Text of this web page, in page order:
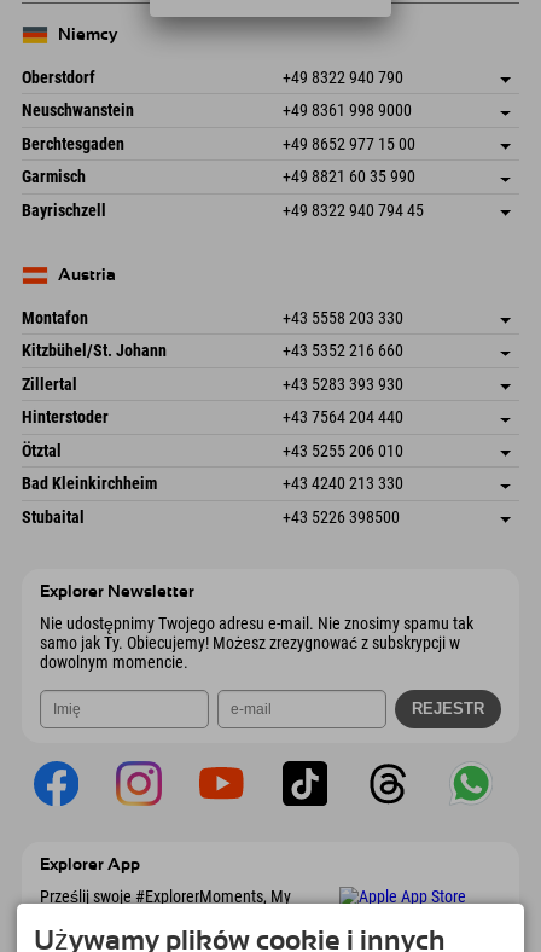
Niemcy
Oberstdorf +49 8322 940 790
An der Breitach 3
Niemcy
Zapisz adres
Książka
Neuschwanstein +49 8361 998 9000
An der Riese 45
87484 Nesselwang im Allgäu
Niemcy
Zapisz adres
Informacje o przyjeździe
Książka
Berchtesgaden +49 8652 977 15 00
Hofreitstr. 7
Niemcy
Zapisz adres
Książka
Garmisch +49 8821 60 35 990
Frickenstraße 22
82490 Farchant
Zapisz adres
Informacje o przyjeździe
Bayrischzell +49 8322 940 794 45
NiemcyAustria
Montafon +43 5558 203 330
Dorfstr. 127b
6793 Gaschurn/Montafon
Austria
Zapisz adres
Książka
Kitzbühel/St. Johann +43 5352 216 660
Speckbacherstraße 87
6380 St. Johann in Tirol
Austria
Zapisz adres
Informacje o przyjeździe
Książka
Zillertal +43 5283 393 930
Schmiedau 2
Austria
Zapisz adres
Książka
Hinterstoder +43 7564 204 440
Freizeitpark 10
4573 Hinterstoder
Austria
Zapisz adres
Informacje o przyjeździe
Książka
Ötztal +43 5255 206 010
Gscheat 14
Austria
Zapisz adres
Książka
Bad Kleinkirchheim +43 4240 213 330
Dorfstraße 24
9546 Bad Kleinkirchheim
Zapisz adres
Informacje o przyjeździe
Stubaital +43 5226 398500
Explorer Newsletter
Nie udostępnimy Twojego adresu e-mail. Nie znosimy spamu tak
samo jak Ty. Obiecujemy! Możesz zrezygnować z subskrypcji w
dowolnym momencie.
Explorer App
Prześlij swoje #ExplorerMoments, My
marzeń, przeglądem restauracji i wieloma
Używamy plików cookie i innych